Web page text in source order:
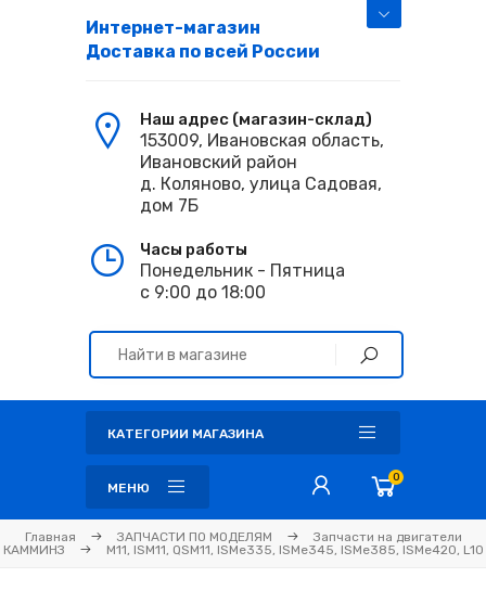
Интернет-магазин
Доставка по всей России
Наш адрес (магазин-склад)
153009, Ивановская область,
Ивановский район
д. Коляново, улица Садовая,
дом 7Б
Часы работы
Понедельник - Пятница
с 9:00 до 18:00
КАТЕГОРИИ МАГАЗИНА
МЕНЮ
0
Главная ЗАПЧАСТИ ПО МОДЕЛЯМ
Запчасти на двигатели
КАММИНЗ
M11, ISM11, QSM11, ISMe335, ISMe345, ISMe385, ISMe420, L10